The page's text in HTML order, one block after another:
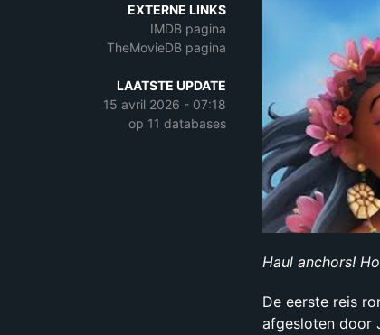
EXTERNE LINKS
IMDB pagina
TheMovieDB pagina
LAATSTE UPDATE
15 avril 2026 - 07:18
op 11 databases
Haul anchors!
De eerste reis
afgesloten door